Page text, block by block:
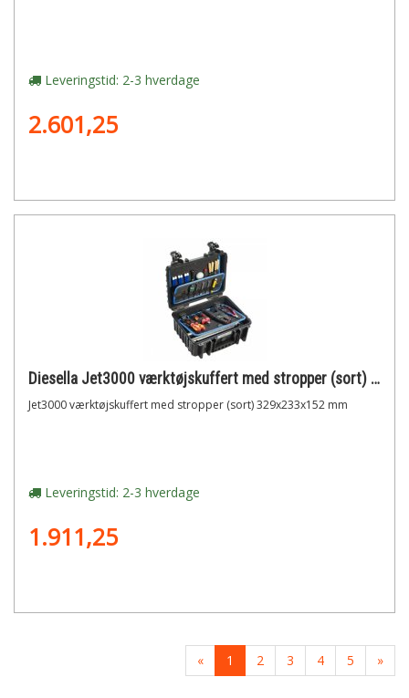
Leveringstid: 2-3 hverdage
2.601,25
Diesella Jet3000 værktøjskuffert med stropper (sort) 329x233x152 mm
Jet3000 værktøjskuffert med stropper (sort) 329x233x152 mm
Leveringstid: 2-3 hverdage
1.911,25
« 1 2 3 4 5 »